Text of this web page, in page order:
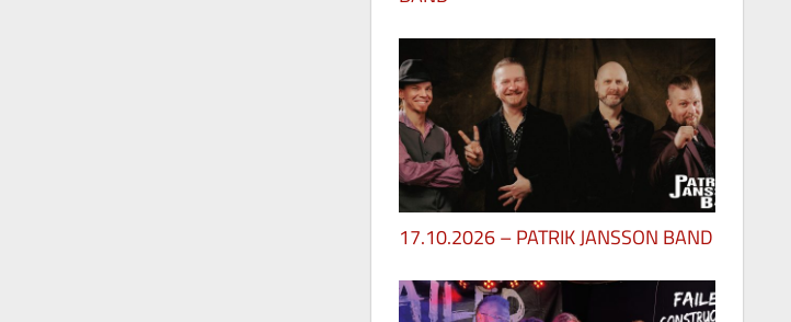
17.10.2026 – PATRIK JANSSON BAND